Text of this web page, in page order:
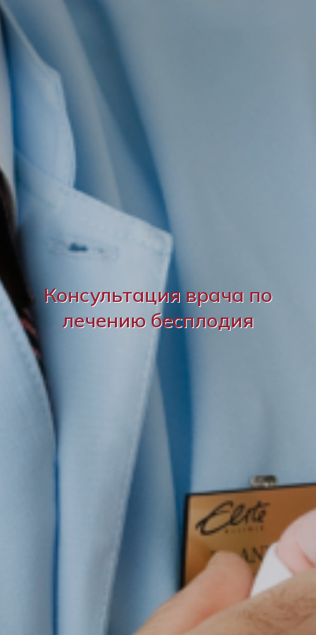
Консультация врача по
лечению бесплодия